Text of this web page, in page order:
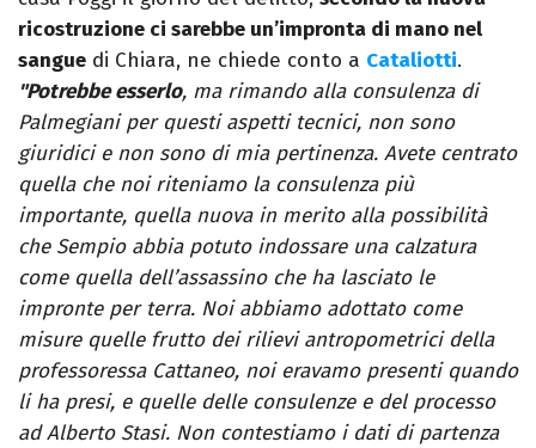
ricostruzione ci sarebbe un’impronta di mano nel
sangue di Chiara, ne chiede conto a Cataliotti.
"Potrebbe esserlo, ma rimando alla consulenza di
Palmegiani per questi aspetti tecnici, non sono
giuridici e non sono di mia pertinenza. Avete centrato
quella che noi riteniamo la consulenza più
importante, quella nuova in merito alla possibilità
che Sempio abbia potuto indossare una calzatura
come quella dell’assassino che ha lasciato le
impronte per terra. Noi abbiamo adottato come
misure quelle frutto dei rilievi antropometrici della
professoressa Cattaneo, noi eravamo presenti quando
li ha presi, e quelle delle consulenze e del processo
ad Alberto Stasi. Non contestiamo i dati di partenza